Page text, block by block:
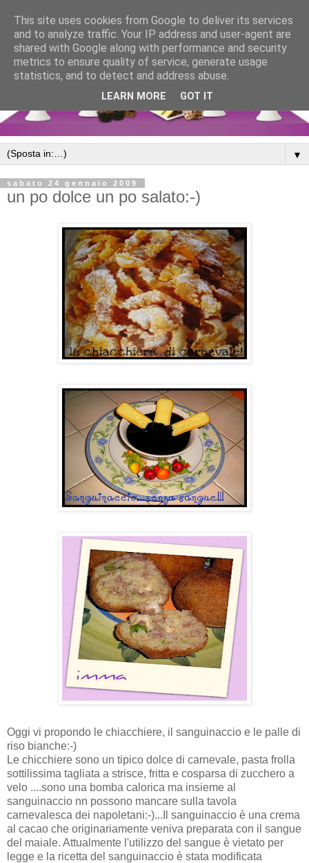
▼
sabato 24 gennaio 2009
un po dolce un po salato:-)
Oggi vi propondo le chiacchiere, il sanguinaccio e le palle di
riso bianche:-)
Le chicchiere sono un tipico dolce di carnevale, pasta frolla
sottilissima tagliata a strisce, fritta e cosparsa di zucchero a
velo ....sono una bomba calorica ma insieme al
sanguinaccio nn possono mancare sulla tavola
carnevalesca dei napoletani:-)...Il sanguinaccio è una crema
al cacao che originariamente veniva preparata con il sangue
del maiale. Attualmente l'utilizzo del sangue è vietato per
legge e la ricetta del sanguinaccio è stata modificata
This site uses cookies from Google to deliver its services
and to analyze traffic. Your IP address and user-agent are
shared with Google along with performance and security
metrics to ensure quality of service, generate usage
statistics, and to detect and address abuse.
LEARN MORE GOT IT